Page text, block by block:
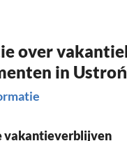
over
in Ustroń
vakantieverblijven